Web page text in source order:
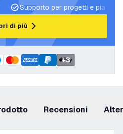
Supporto per progetti e piani di
di più
+3
recensioni